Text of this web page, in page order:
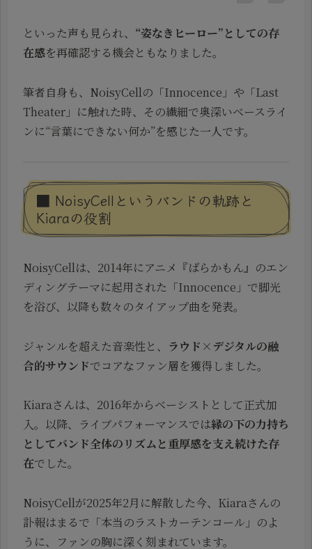
といった声も見られ、 “姿なきヒーロー”としての存
在感を再確認する機会ともなりました。
筆者自身も、NoisyCellの「Innocence」や「Last
Theater」に触れた時、その繊細で奥深いベースライ
ンに“言葉にできない何か”を感じた一人です。
■ NoisyCellというバンドの軌跡と
Kiaraの役割
NoisyCellは、2014年にアニメ『ばらかもん』のエン
ディングテーマに起用された「Innocence」で脚光
を浴び、以降も数々のタイアップ曲を発表。
ジャンルを超えた音楽性と、
ラウド×デジタルの融
合的サウンドでコアなファン層を獲得しました。
Kiaraさんは、2016年からベーシストとして正式加
入。以降、ライブパフォーマンスでは縁の下の力持ち
としてバンド全体のリズムと重厚感を支え続けた存
在でした。
NoisyCellが2025年2月に解散した今、Kiaraさんの
訃報はまるで「本当のラストカーテンコール」のよ
うに、ファンの胸に深く刻まれています。